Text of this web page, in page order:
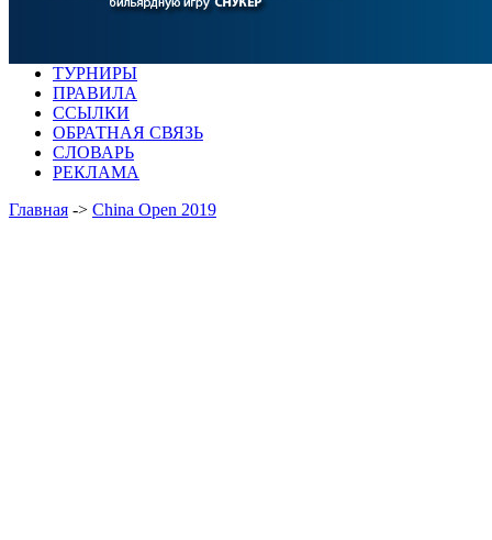
ТУРНИРЫ
ПРАВИЛА
ССЫЛКИ
ОБРАТНАЯ СВЯЗЬ
СЛОВАРЬ
РЕКЛАМА
Главная -> China Open 2019